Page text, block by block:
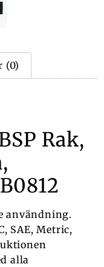
(0)
Rak,
användning.
SAE, Metric,
alla